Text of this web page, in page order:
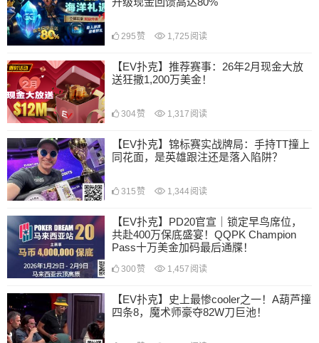
295 赞 1,725 阅读
【EV扑克】推荐赛事：26年2月现金大放
送狂撒1,200万美金！
304赞 1,317 阅读
【EV扑克】锦标赛实战牌局：手持TT撞上
同花面，是英雄跟注还是落入陷阱？
315 赞 1,344阅读
【EV扑克】PD20官宣｜锁定早鸟席位，
共赴400万保底盛宴！QQPK Champion
Pass十万美金加码最后通牒！
300 赞 1,457 阅读
【EV扑克】史上最惨cooler之一！A葫芦撞
四条8，魔术师豪夺82W刀巨池！